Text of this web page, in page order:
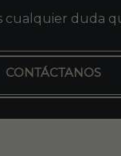
cualquier duda
CONTÁCTANOS